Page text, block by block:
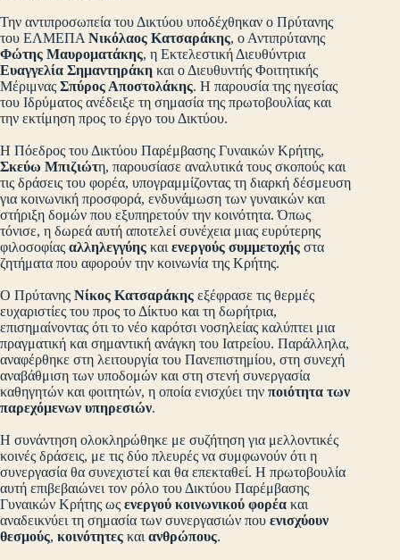
Την αντιπροσωπεία του Δικτύου υποδέχθηκαν ο Πρύτανης
του ΕΛΜΕΠΑ Νικόλαος Κατσαράκης, ο Αντιπρύτανης
Φώτης Μαυροματάκης, η Εκτελεστική Διευθύντρια
Ευαγγελία Σημαντηράκη και ο Διευθυντής Φοιτητικής
Μέριμνας Σπύρος Αποστολάκης. Η παρουσία της ηγεσίας
του Ιδρύματος ανέδειξε τη σημασία της πρωτοβουλίας και
την εκτίμηση προς το έργο του Δικτύου.
Η Πόεδρος του Δικτύου Παρέμβασης Γυναικών Κρήτης,
Σκεύω Μπιζιώτη, παρουσίασε αναλυτικά τους σκοπούς και
τις δράσεις του φορέα, υπογραμμίζοντας τη διαρκή δέσμευση
για κοινωνική προσφορά, ενδυνάμωση των γυναικών και
στήριξη δομών που εξυπηρετούν την κοινότητα. Όπως
τόνισε, η δωρεά αυτή αποτελεί συνέχεια μιας ευρύτερης
φιλοσοφίας αλληλεγγύης και ενεργούς συμμετοχής στα
ζητήματα που αφορούν την κοινωνία της Κρήτης.
Ο Πρύτανης Νίκος Κατσαράκης εξέφρασε τις θερμές
ευχαριστίες του προς το Δίκτυο και τη δωρήτρια,
επισημαίνοντας ότι το νέο καρότσι νοσηλείας καλύπτει μια
πραγματική και σημαντική ανάγκη του Ιατρείου. Παράλληλα,
αναφέρθηκε στη λειτουργία του Πανεπιστημίου, στη συνεχή
αναβάθμιση των υποδομών και στη στενή συνεργασία
καθηγητών και φοιτητών, η οποία ενισχύει την ποιότητα των
παρεχόμενων υπηρεσιών.
Η συνάντηση ολοκληρώθηκε με συζήτηση για μελλοντικές
κοινές δράσεις, με τις δύο πλευρές να συμφωνούν ότι η
συνεργασία θα συνεχιστεί και θα επεκταθεί. Η πρωτοβουλία
αυτή επιβεβαιώνει τον ρόλο του Δικτύου Παρέμβασης
Γυναικών Κρήτης ως ενεργού κοινωνικού φορέα και
αναδεικνύει τη σημασία των συνεργασιών που ενισχύουν
θεσμούς, κοινότητες και ανθρώπους.